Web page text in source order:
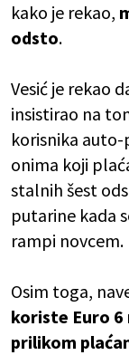
kako je rekao,
odsto.
Vesić je rekao
insistirao na
korisnika
onima koji
stalnih šest
putarine kada
rampi novcem.
Osim toga,
koriste Euro
prilikom